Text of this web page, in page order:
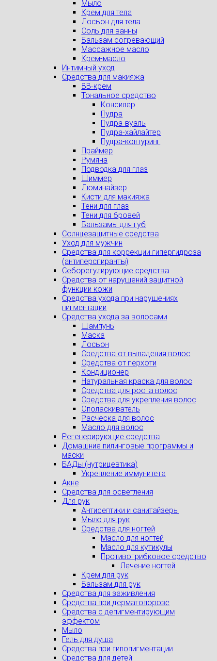
Мыло
Крем для тела
Лосьон для тела
Соль для ванны
Бальзам согревающий
Массажное масло
Крем-масло
Интимный уход
Средства для макияжа
BB-крем
Тональное средство
Консилер
Пудра
Пудра-вуаль
Пудра-хайлайтер
Пудра-контуринг
Праймер
Румяна
Подводка для глаз
Шиммер
Люминайзер
Кисти для макияжа
Тени для глаз
Тени для бровей
Бальзамы для губ
Солнцезащитные средства
Уход для мужчин
Средства для коррекции гипергидроза
(антиперспиранты)
Себорегулирующие средства
Средства от нарушений защитной
функции кожи
Средства ухода при нарушениях
пигментации
Средства ухода за волосами
Шампунь
Маска
Лосьон
Средства от выпадения волос
Средства от перхоти
Кондиционер
Натуральная краска для волос
Средства для роста волос
Средства для укрепления волос
Ополаскиватель
Расческа для волос
Масло для волос
Регенерирующие средства
Домашние пилинговые программы и
маски
БАДы (нутрицевтика)
Укрепление иммунитета
Акне
Средства для осветления
Для рук
Антисептики и санитайзеры
Мыло для рук
Средства для ногтей
Масло для ногтей
Масло для кутикулы
Противогрибковое средство
Лечение ногтей
Крем для рук
Бальзам для рук
Средства для заживления
Средства при дерматопорозе
Cредства с депигментирующим
эффектом
Мыло
Гель для душа
Средства при гипопигментации
Средства для детей